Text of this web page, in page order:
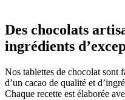
Des chocolats
ingrédients
Nos tablettes de chocolat sont
d’un cacao de qualité et
Chaque recette est élaborée